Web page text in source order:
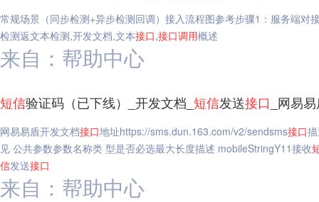
常规场景（同步检测+异步检测回调）接入流程图参考步骤1：服务端对
检测返文本检测,开发文档,文本接口,接口调用概述
来自：帮助中心
短信验证码（已下线）_开发文档_ 短信发送接口 _网易
网易易盾开发文档接口地址https://sms.dun.163.com/v2/sendsms接口
见 公共参数参数名称类 型是否必选最大长度描述 mobileStringY11接收
信发送接口
来自：帮助中心